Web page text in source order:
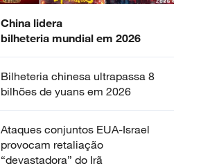
China lidera
bilheteria mundial em 2026
Bilheteria chinesa ultrapassa 8
bilhões de yuans em 2026
Ataques conjuntos EUA-Israel
provocam retaliação
“devastadora” do Irã